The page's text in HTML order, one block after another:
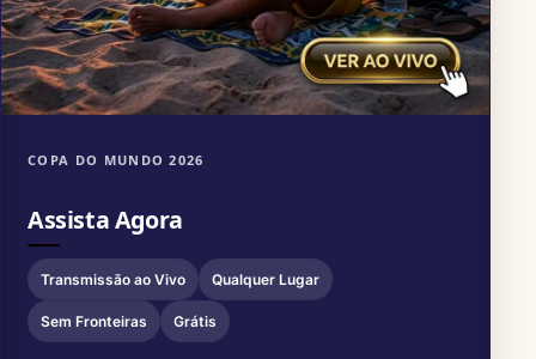
COPA DO MUNDO 2026
Assista Agora
Transmissão ao Vivo Qualquer Lugar
Sem Fronteiras Grátis